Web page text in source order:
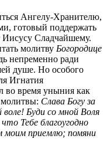
Ангелу-Хранителю,
готовый поддержать
Иисусу Сладчайшему.
молитву Богородице
непременно ради
душе. Но особого
Игнатия
во время уныния как
Слава Богу за
Буди со мной Воля
Тебе благоугодно
моим приемлю; помяни